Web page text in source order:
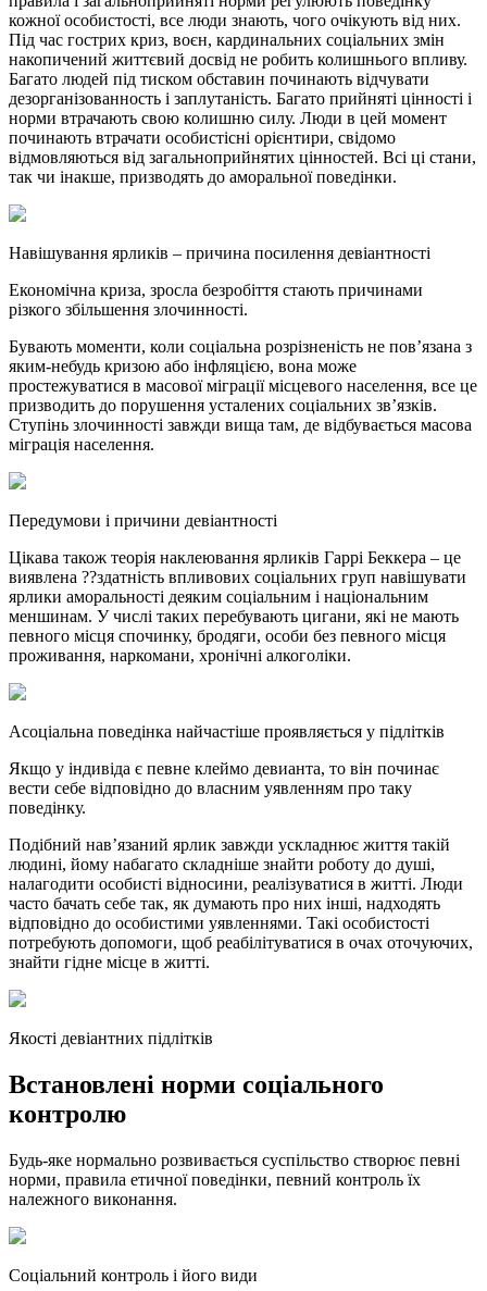
кожної особистості, все люди знають, чого очікують від них.
Під час гострих криз, воєн, кардинальних соціальних змін
накопичений життєвий досвід не робить колишнього впливу.
Багато людей під тиском обставин починають відчувати
дезорганізованность і заплутаність. Багато прийняті цінності і
норми втрачають свою колишню силу. Люди в цей момент
починають втрачати особистісні орієнтири, свідомо
відмовляються від загальноприйнятих цінностей. Всі ці стани,
так чи інакше, призводять до аморальної поведінки.
Навішування ярликів – причина посилення девіантності
Економічна криза, зросла безробіття стають причинами
різкого збільшення злочинності.
Бувають моменти, коли соціальна розрізненість не пов’язана з
яким-небудь кризою або інфляцією, вона може
простежуватися в масової міграції місцевого населення, все це
призводить до порушення усталених соціальних зв’язків.
Ступінь злочинності завжди вища там, де відбувається масова
міграція населення.
Передумови і причини девіантності
Цікава також теорія наклеювання ярликів Гаррі Беккера – це
виявлена ??здатність впливових соціальних груп навішувати
ярлики аморальності деяким соціальним і національним
меншинам. У числі таких перебувають цигани, які не мають
певного місця спочинку, бродяги, особи без певного місця
проживання, наркомани, хронічні алкоголіки.
Асоціальна поведінка найчастіше проявляється у підлітків
Якщо у індивіда є певне клеймо девианта, то він починає
вести себе відповідно до власним уявленням про таку
поведінку.
Подібний нав’язаний ярлик завжди ускладнює життя такій
людині, йому набагато складніше знайти роботу до душі,
налагодити особисті відносини, реалізуватися в житті. Люди
часто бачать себе так, як думають про них інші, надходять
відповідно до особистими уявленнями. Такі особистості
потребують допомоги, щоб реабілітуватися в очах оточуючих,
знайти гідне місце в житті.
Якості девіантних підлітків
Встановлені норми соціального
контролю
Будь-яке нормально розвивається суспільство створює певні
норми, правила етичної поведінки, певний контроль їх
належного виконання.
Соціальний контроль і його види